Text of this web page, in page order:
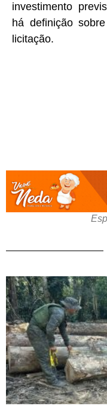
investimento
há definição
licitação.